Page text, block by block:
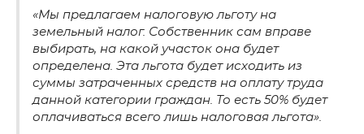
«Мы предлагаем налоговую льготу на
земельный налог. Собственник сам вправе
выбирать, на какой участок она будет
определена. Эта льгота будет исходить из
суммы затраченных средств на оплату труда
данной категории граждан. То есть 50% будет
оплачиваться всего лишь налоговая льгота».